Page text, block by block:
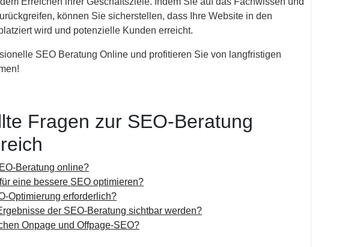
können Sie sicherstellen, dass Ihre Website in den
wird und potenzielle Kunden erreicht.
SEO Beratung Online und profitieren Sie von langfristigen
Fragen zur SEO-Beratung
Beratung online?
eine bessere SEO optimieren?
Optimierung erforderlich?
der SEO-Beratung sichtbar werden?
Onpage und Offpage-SEO?